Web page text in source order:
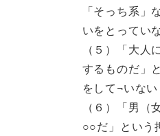
「そっち系」
いをとってい
（５）「大人
するものだ」
をして¬いない
（６）「男（
○○だ」という